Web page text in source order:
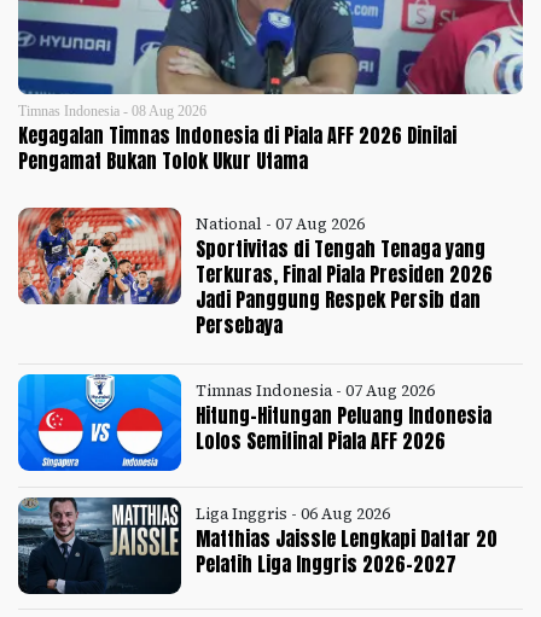
Timnas Indonesia - 08 Aug 2026
Kegagalan Timnas Indonesia di Piala AFF 2026 Dinilai
Pengamat Bukan Tolok Ukur Utama
National - 07 Aug 2026
Sportivitas di Tengah Tenaga yang
Terkuras, Final Piala Presiden 2026
Jadi Panggung Respek Persib dan
Persebaya
Timnas Indonesia - 07 Aug 2026
Hitung-Hitungan Peluang Indonesia
Lolos Semifinal Piala AFF 2026
Liga Inggris - 06 Aug 2026
Matthias Jaissle Lengkapi Daftar 20
Pelatih Liga Inggris 2026-2027